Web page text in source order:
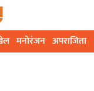
मनोरंजन अपराजिता